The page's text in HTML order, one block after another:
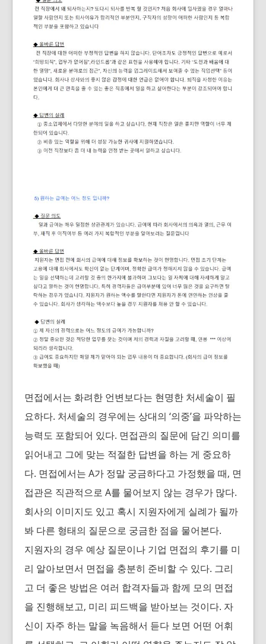
면접에서는 화려한 언변보다는 현명한 처세술이 필
요하다. 처세술의 경우에는 상대의 ‘의중’을 파악하는
능력도 포함되어 있다. 면접관의 질문에 담긴 의미를
읽어내고 그에 맞는 적절한 답변을 하는 게 중요하
다. 면접에서는 A가 정말 궁금하다고 가정했을 때, 면
접관은 직관적으로 A를 물어보지 않는 경우가 많다.
회사의 이미지도 있고 혹시 지원자에게 실례가 될까
봐 다른 형태의 질문으로 궁금한 점을 물어본다.
지원자의 경우 예상 질문이나 기업 면접의 후기를 미
리 알아보면서 면접을 충분히 준비할 수 있다. 그리
고 더 좋은 방법은 여러 합격자들과 함께 모의 면접
을 진행해보고, 미리 피드백을 받아보는 것이다. 자
신이 자주 하는 말을 녹음해서 듣다 보면 어떤 어휘